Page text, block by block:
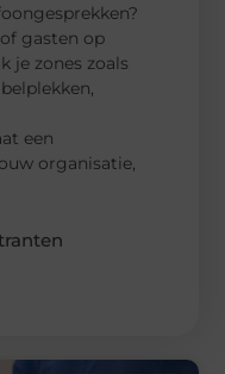
gasten op
je zones zoals
een
organisatie,